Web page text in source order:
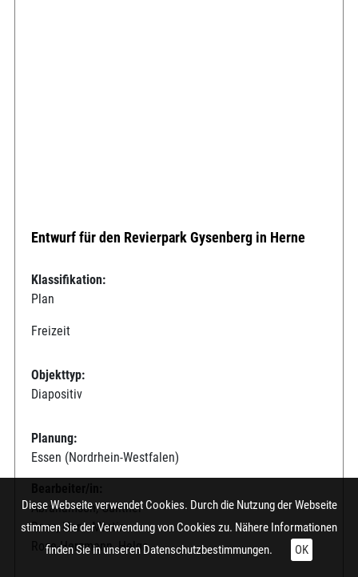
Entwurf für den Revierpark Gysenberg in Herne
Klassifikation:
Plan
Freizeit
Objekttyp:
Diapositiv
Planung:
Essen (Nordrhein-Westfalen)
Abrahamson, Günther
Rose, Hans-Martin
Rose-Herzmann, Helga
Diese Webseite verwendet Cookies. Durch die Nutzung der Webseite
stimmen Sie der Verwendung von Cookies zu. Nähere Informationen
finden Sie in unseren Datenschutzbestimmungen. OK